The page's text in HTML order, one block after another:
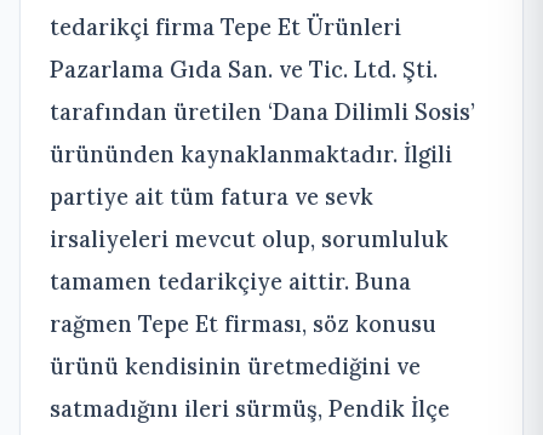
tedarikçi firma Tepe Et Ürünleri
Pazarlama Gıda San. ve Tic. Ltd. Şti.
tarafından üretilen ‘Dana Dilimli Sosis’
ürününden kaynaklanmaktadır. İlgili
partiye ait tüm fatura ve sevk
irsaliyeleri mevcut olup, sorumluluk
tamamen tedarikçiye aittir. Buna
rağmen Tepe Et firması, söz konusu
ürünü kendisinin üretmediğini ve
satmadığını ileri sürmüş, Pendik İlçe